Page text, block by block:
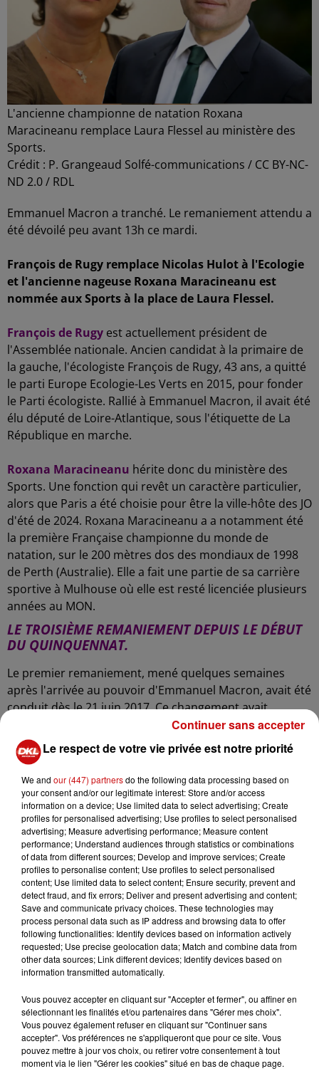
L'ancienne championne de natation Roxana
Maracineanu remplace Laura Flessel au ministère des
Sports.
Crédit : P. Grangeaud Solfé-communications / CC BY-NC-
ND 2.0 / RDL
Emmanuel Macron a tranché. Le remaniement attendu a
été dévoilé peu avant 13h ce mardi.
François de Rugy remplace Nicolas Hulot à l'Ecologie
et l'ancienne nageuse Roxana Maracineanu est
nommée aux Sports à la place de Laura Flessel.
François de Rugy est actuellement président de
l'Assemblée nationale. Ancien candidat à la primaire de
la gauche, l'écologiste François de Rugy, 43 ans, a quitté
le parti Europe Ecologie-Les Verts en 2015, pour fonder
le Parti écologiste. Rallié à Emmanuel Macron, il avait été
élu député de Loire-Atlantique, sous l'étiquette de La
République en marche.
Roxana Maracineanu hérite donc du ministère des
Sports. Une fonction qui revêt un caractère particulier,
alors que Paris a été choisie pour être la ville-hôte des JO
d'été de 2024. Roxana Maracineanu a a notamment été
la première Française championne du monde de
natation, sur le 200 mètres dos des mondiaux de 1998
de Perth (Australie). Elle a fait une partie de sa carrière
sportive à Mulhouse où elle est resté licenciée plusieurs
années au MON.
LE TROISIÈME REMANIEMENT DEPUIS LE DÉBUT
DU QUINQUENNAT.
Le premier remaniement, mené quelques semaines
après l'arrivée au pouvoir d'Emmanuel Macron, avait été
conduit dès le 21 juin 2017. Ce changement avait
entraîné le départ de quatre ministres, dont François
Bayrou, pour cause d'enquêtes judiciaires.
Le deuxième, enteriné le 24 novembre 2017, a abouti à
un simple "ajustement" lié à l'arrivée de Christophe
Castaner à la tête de LREM.
Le respect de votre vie privée est notre priorité
We and our (447) partnersdo the following data processing based on
your consent and/or our legitimate interest: Store and/or access
information on a device; Use limited data to select advertising; Create
profiles for personalised advertising; Use profiles to select personalised
advertising; Measure advertising performance; Measure content
performance; Understand audiences through statistics or combinations
of data from different sources; Develop and improve services; Create
profiles to personalise content; Use profiles to select personalised
content; Use limited data to select content; Ensure security, prevent and
detect fraud, and fix errors; Deliver and present advertising and content;
Save and communicate privacy choices. These technologies may
process personal data such as IP address and browsing data to offer
following functionalities: Identify devices based on information actively
requested; Use precise geolocation data; Match and combine data from
other data sources; Link different devices; Identify devices based on
information transmitted automatically.
Vous pouvez accepter en cliquant sur "Accepter et fermer", ou affiner en
sélectionnant les finalités et/ou partenaires dans "Gérer mes choix".
Vous pouvez également refuser en cliquant sur "Continuer sans
accepter". Vos préférences ne s'appliqueront que pour ce site. Vous
pouvez mettre à jour vos choix, ou retirer votre consentement à tout
moment via le lien "Gérer les cookies" situé en bas de chaque page.
Continuer sans accepter